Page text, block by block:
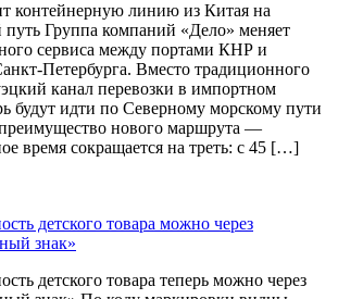
контейнерную линию из Китая на
Группа компаний «Дело» меняет
сервиса между портами КНР и
Петербурга. Вместо традиционного
канал перевозки в импортном
будут идти по Северному морскому пути
нового маршрута —
время сокращается на треть: с 45 […]
детского товара можно через
знак»
детского товара теперь можно через